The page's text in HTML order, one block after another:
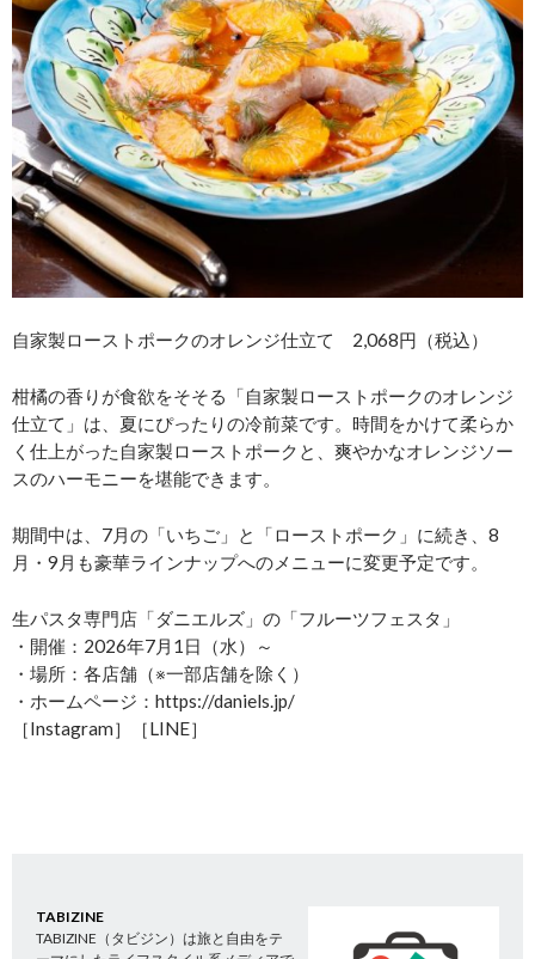
自家製ローストポークのオレンジ仕立て 2,068円（税込）
柑橘の香りが食欲をそそる「自家製ローストポークのオレンジ
仕立て」は、夏にぴったりの冷前菜です。時間をかけて柔らか
く仕上がった自家製ローストポークと、爽やかなオレンジソー
スのハーモニーを堪能できます。
期間中は、7月の「いちご」と「ローストポーク」に続き、8
月・9月も豪華ラインナップへのメニューに変更予定です。
生パスタ専門店「ダニエルズ」の「フルーツフェスタ」
・開催：2026年7月1日（水）～
・場所：各店舗（※一部店舗を除く）
・ホームページ：https://daniels.jp/
［Instagram］［LINE］
TABIZINE
TABIZINE（タビジン）は旅と自由をテ